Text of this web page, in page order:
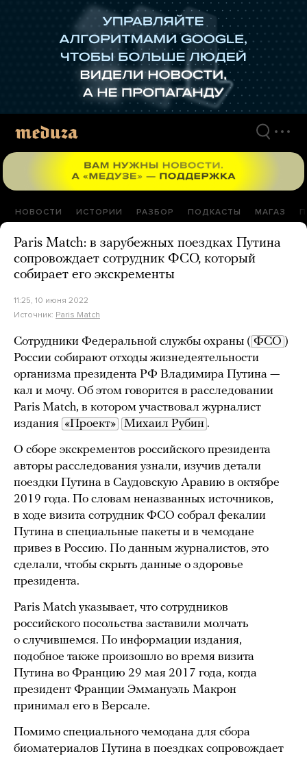
НОВОСТИ ИСТОРИИ РАЗБОР ПОДКАСТЫ МАГАЗ
Paris Match: в зарубежных поездках Путина
сопровождает сотрудник ФСО, который
собирает его экскременты
11:25, 10 июня 2022
Источник: Paris Match
Сотрудники Федеральной службы охраны ( ФСО )
России собирают отходы жизнедеятельности
организма президента РФ Владимира Путина —
кал и мочу. Об этом говорится в расследовании
Paris Match, в котором участвовал журналист
издания «Проект» Михаил Рубин .
О сборе экскрементов российского президента
авторы расследования узнали, изучив детали
поездки Путина в Саудовскую Аравию в октябре
2019 года. По словам неназванных источников,
в ходе визита сотрудник ФСО собрал фекалии
Путина в специальные пакеты и в чемодане
привез в Россию. По данным журналистов, это
сделали, чтобы скрыть данные о здоровье
президента.
Paris Match указывает, что сотрудников
российского посольства заставили молчать
о случившемся. По информации издания,
подобное также произошло во время визита
Путина во Францию 29 мая 2017 года, когда
президент Франции Эммануэль Макрон
принимал его в Версале.
Помимо специального чемодана для сбора
биоматериалов Путина в поездках сопровождает